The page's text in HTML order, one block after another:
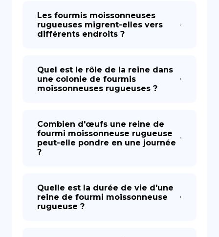
Les fourmis moissonneuses
rugueuses migrent-elles vers
différents endroits ?
Quel est le rôle de la reine dans
une colonie de fourmis
moissonneuses rugueuses ?
Combien d'œufs une reine de
fourmi moissonneuse rugueuse
peut-elle pondre en une journée
?
Quelle est la durée de vie d'une
reine de fourmi moissonneuse
rugueuse ?